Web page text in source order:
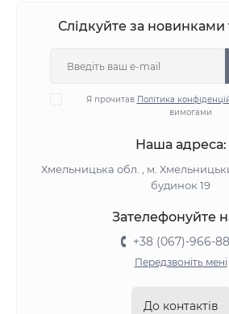
Слідкуйте за новинками
Я прочитав Політика
вимогами
Наша адреса:
Хмельницька обл. , м.
будинок 19
Зателефонуйте
+38 (067)-966-
Передзвоніть мені
До контактів